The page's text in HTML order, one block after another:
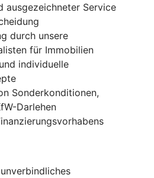
ausgezeichneter Service
durch unsere
für Immobilien
individuelle
Sonderkonditionen,
Darlehen